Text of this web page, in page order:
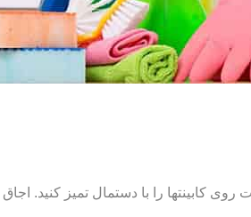
کابینت‏ها را با دستمال تمیز کنید.